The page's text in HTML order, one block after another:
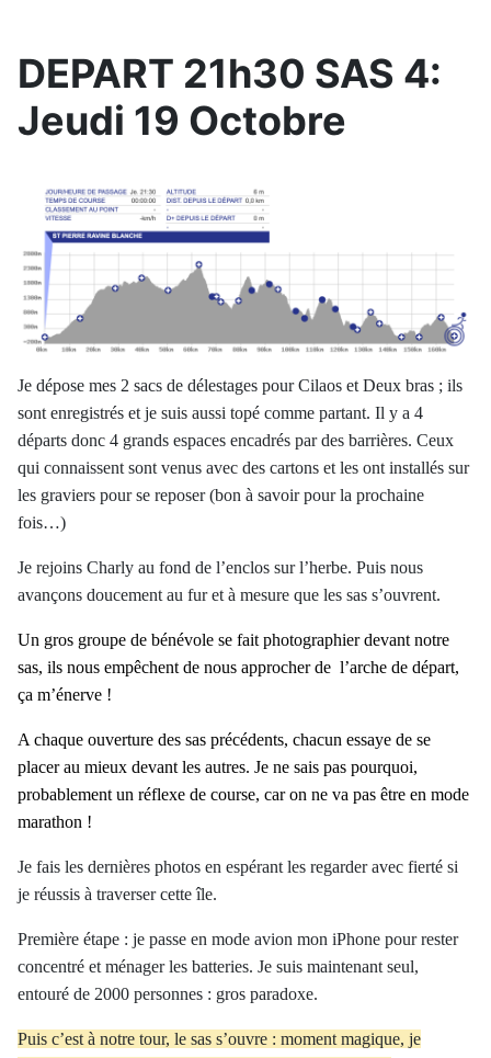
DEPART 21h30 SAS 4:
Jeudi 19 Octobre
Je dépose mes 2 sacs de délestages pour Cilaos et Deux bras ; ils
sont enregistrés et je suis aussi topé comme partant. Il y a 4
départs donc 4 grands espaces encadrés par des barrières. Ceux
qui connaissent sont venus avec des cartons et les ont installés sur
les graviers pour se reposer (bon à savoir pour la prochaine
fois…)
Je rejoins Charly au fond de l’enclos sur l’herbe. Puis nous
avançons doucement au fur et à mesure que les sas s’ouvrent.
Un gros groupe de bénévole se fait photographier devant notre
sas, ils nous empêchent de nous approcherde l’arche de départ,
ça m’énerve !
A chaque ouverture des sas précédents, chacun essaye de se
placer au mieux devant les autres. Je ne sais pas pourquoi,
probablement un réflexe de course, car on ne va pas être en mode
marathon !
Je fais les dernières photos en espérant les regarder avec fierté si
je réussis à traverser cette île.
Première étape : je passe en mode avion mon iPhone pour rester
concentré et ménager les batteries. Je suis maintenant seul,
entouré de 2000 personnes : gros paradoxe.
Puis c’est à notre tour, le sas s’ouvre : moment magique, je